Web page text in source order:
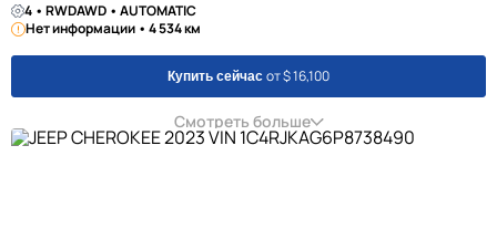
4 • RWDAWD • AUTOMATIC
Нет информации • 4 534 км
Купить сейчас от $ 16,100
Смотреть больше